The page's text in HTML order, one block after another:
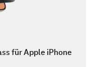
für Apple iPhone